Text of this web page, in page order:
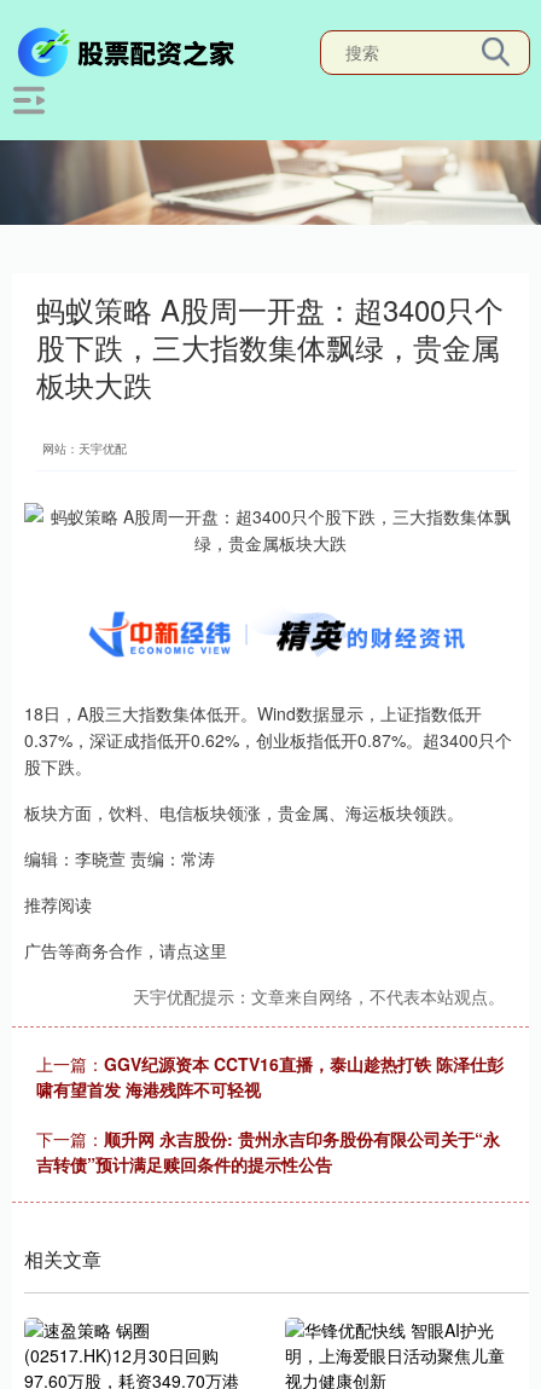
蚂蚁策略 A股周一开盘：超3400只个
股下跌，三大指数集体飘绿，贵金属
板块大跌
网站：天宇优配
18日，A股三大指数集体低开。Wind数据显示，上证指数低开
0.37%，深证成指低开0.62%，创业板指低开0.87%。超3400只个
股下跌。
板块方面，饮料、电信板块领涨，贵金属、海运板块领跌。
编辑：李晓萱 责编：常涛
推荐阅读
广告等商务合作，请点这‍里
天宇优配提示：文章来自网络，不代表本站观点。
上一篇： GGV纪源资本 CCTV16直播，泰山趁热打铁 陈泽仕彭
啸有望首发 海港残阵不可轻视
下一篇： 顺升网 永吉股份: 贵州永吉印务股份有限公司关于“永
吉转债”预计满足赎回条件的提示性公告
相关文章